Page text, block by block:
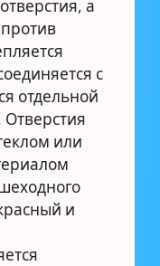
а
с
отдельной
или
и